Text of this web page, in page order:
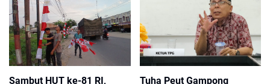
Sambut HUT ke-81 RI,
Tuha Peut Gampong